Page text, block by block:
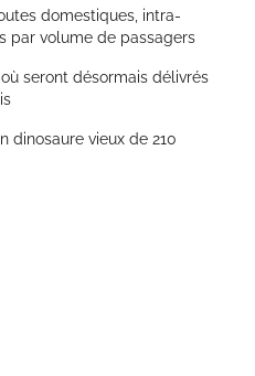
domestiques, intra-
par volume de passagers
seront désormais délivrés
dinosaure vieux de 210